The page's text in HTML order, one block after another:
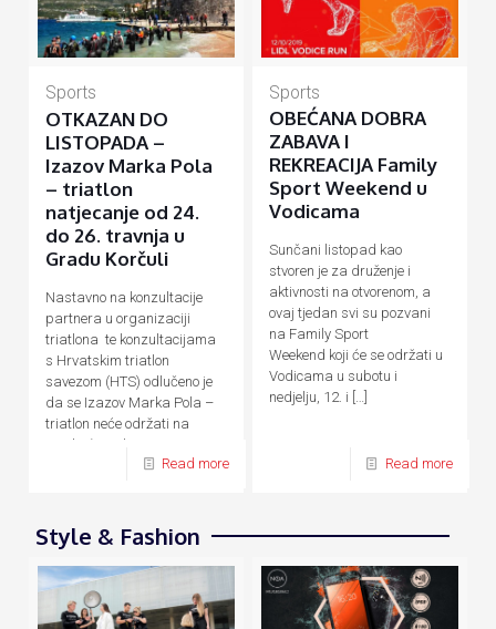
Sports
OTKAZAN DO
LISTOPADA –
Izazov Marka Pola
– triatlon
natjecanje od 24.
do 26. travnja u
Gradu Korčuli
Nastavno na konzultacije
partnera u organizaciji
triatlona te konzultacijama
s Hrvatskim triatlon
savezom (HTS) odlučeno je
da se Izazov Marka Pola –
triatlon neće održati na
predviđene datume, 24. – 26.
Read more
Sports
OBEĆANA DOBRA
ZABAVA I
REKREACIJA Family
Sport Weekend u
Vodicama
Sunčani listopad kao
stvoren je za druženje i
aktivnosti na otvorenom, a
ovaj tjedan svi su pozvani
na Family Sport
Weekend koji će se održati u
Vodicama u subotu i
nedjelju, 12. i
Read more
Style & Fashion